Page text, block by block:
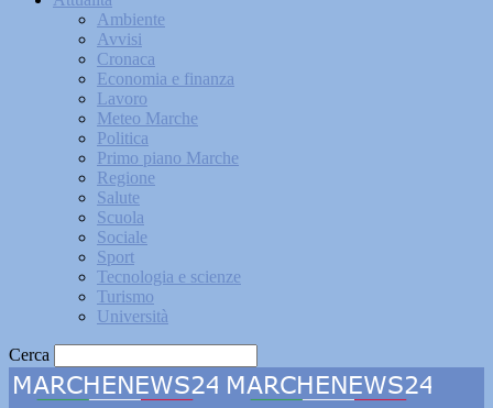
Ambiente
Avvisi
Cronaca
Economia e finanza
Lavoro
Meteo Marche
Politica
Primo piano Marche
Regione
Salute
Scuola
Sociale
Sport
Tecnologia e scienze
Turismo
Università
Cerca